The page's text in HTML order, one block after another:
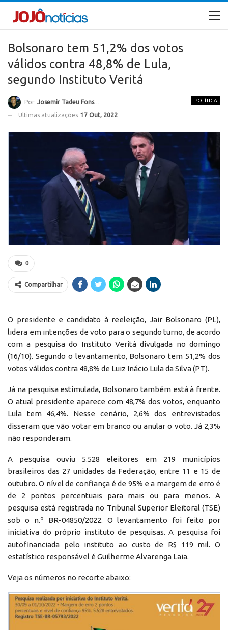
Bolsonaro tem 51,2% dos votos
válidos contra 48,8% de Lula,
segundo Instituto Veritá
POLÍTICA
Por Josemir Tadeu Fonseca
Ultimas atualizações 17 Out, 2022
0
Compartilhar
O presidente e candidato à reeleição, Jair Bolsonaro (PL),
lidera em intenções de voto para o segundo turno, de acordo
com a pesquisa do Instituto Veritá divulgada no domingo
(16/10). Segundo o levantamento, Bolsonaro tem 51,2% dos
votos válidos contra 48,8% de Luiz Inácio Lula da Silva (PT).
Já na pesquisa estimulada, Bolsonaro também está à frente.
O atual presidente aparece com 48,7% dos votos, enquanto
Lula tem 46,4%. Nesse cenário, 2,6% dos entrevistados
disseram que vão votar em branco ou anular o voto. Já 2,3%
não responderam.
A pesquisa ouviu 5.528 eleitores em 219 municípios
brasileiros das 27 unidades da Federação, entre 11 e 15 de
outubro. O nível de confiança é de 95% e a margem de erro é
de 2 pontos percentuais para mais ou para menos. A
pesquisa está registrada no Tribunal Superior Eleitoral (TSE)
sob o n.º BR-04850/2022. O levantamento foi feito por
iniciativa do próprio instituto de pesquisas. A pesquisa foi
autofinanciada pelo instituto ao custo de R$ 119 mil. O
estatístico responsável é Guilherme Alvarenga Laia.
Veja os números no recorte abaixo: